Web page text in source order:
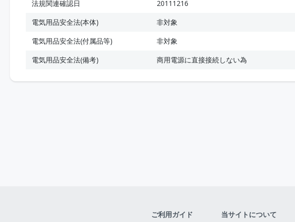
法規関連確認日
20111216
電気用品安全法(本体)
非対象
電気用品安全法(付属品等)
非対象
電気用品安全法(備考)
商用電源に直接接続しない為
ご利用ガイド 当サイトについて